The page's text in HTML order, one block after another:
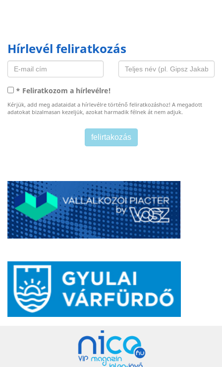
Hírlevél feliratkozás
* Feliratkozom a hírlevélre!
Kérjük, add meg adataidat a hírlevélre történő feliratkozáshoz! A megadott
adatokat bizalmasan kezeljük, azokat harmadik félnek át nem adjuk.